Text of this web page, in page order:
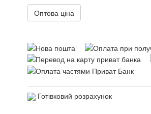
Оптова ціна
Готівковий розрахунок